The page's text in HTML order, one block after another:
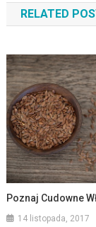
RELATED
Poznaj Cudowne
14 listopada, 2017